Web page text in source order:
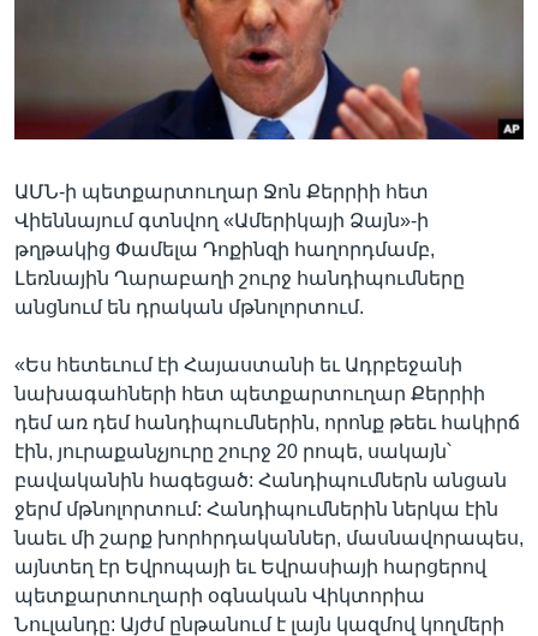
ԱՄՆ-ի պետքարտուղար Ջոն Քերրիի հետ
Վիեննայում գտնվող «Ամերիկայի Ձայն»-ի
թղթակից Փամելա Դոքինզի հաղորդմամբ,
Լեռնային Ղարաբաղի շուրջ հանդիպումները
անցնում են դրական մթնոլորտում.
«Ես հետեւում էի Հայաստանի եւ Ադրբեջանի
նախագահների հետ պետքարտուղար Քերրիի
դեմ առ դեմ հանդիպումներին, որոնք թեեւ հակիրճ
էին, յուրաքանչյուրը շուրջ 20 րոպե, սակայն՝
բավականին հագեցած: Հանդիպումներն անցան
ջերմ մթնոլորտում: Հանդիպումներին ներկա էին
նաեւ մի շարք խորհրդականներ, մասնավորապես,
այնտեղ էր Եվրոպայի եւ Եվրասիայի հարցերով
պետքարտուղարի օգնական Վիկտորիա
Նուլանդը: Այժմ ընթանում է լայն կազմով կողմերի